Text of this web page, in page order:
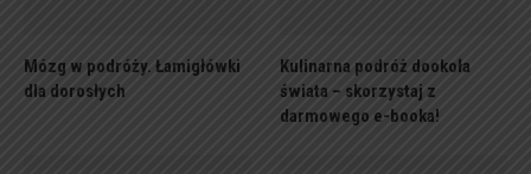
Mózg w podróży. Łamigłówki
dla dorosłych
Kulinarna podróż dookoła
świata – skorzystaj z
darmowego e-booka!